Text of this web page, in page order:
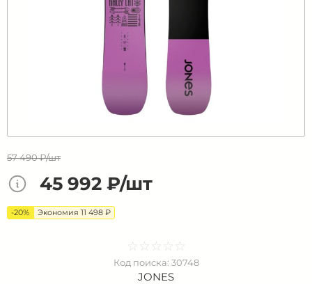
57 490 ₽/шт
45 992 ₽/шт
-20% Экономия 11 498 ₽
☆ ☆ ☆ ☆ ☆
★ ★ ★ ★ ★
Код поиска: 30748
JONES